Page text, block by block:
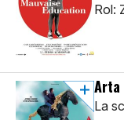
Rol:
Arta
La